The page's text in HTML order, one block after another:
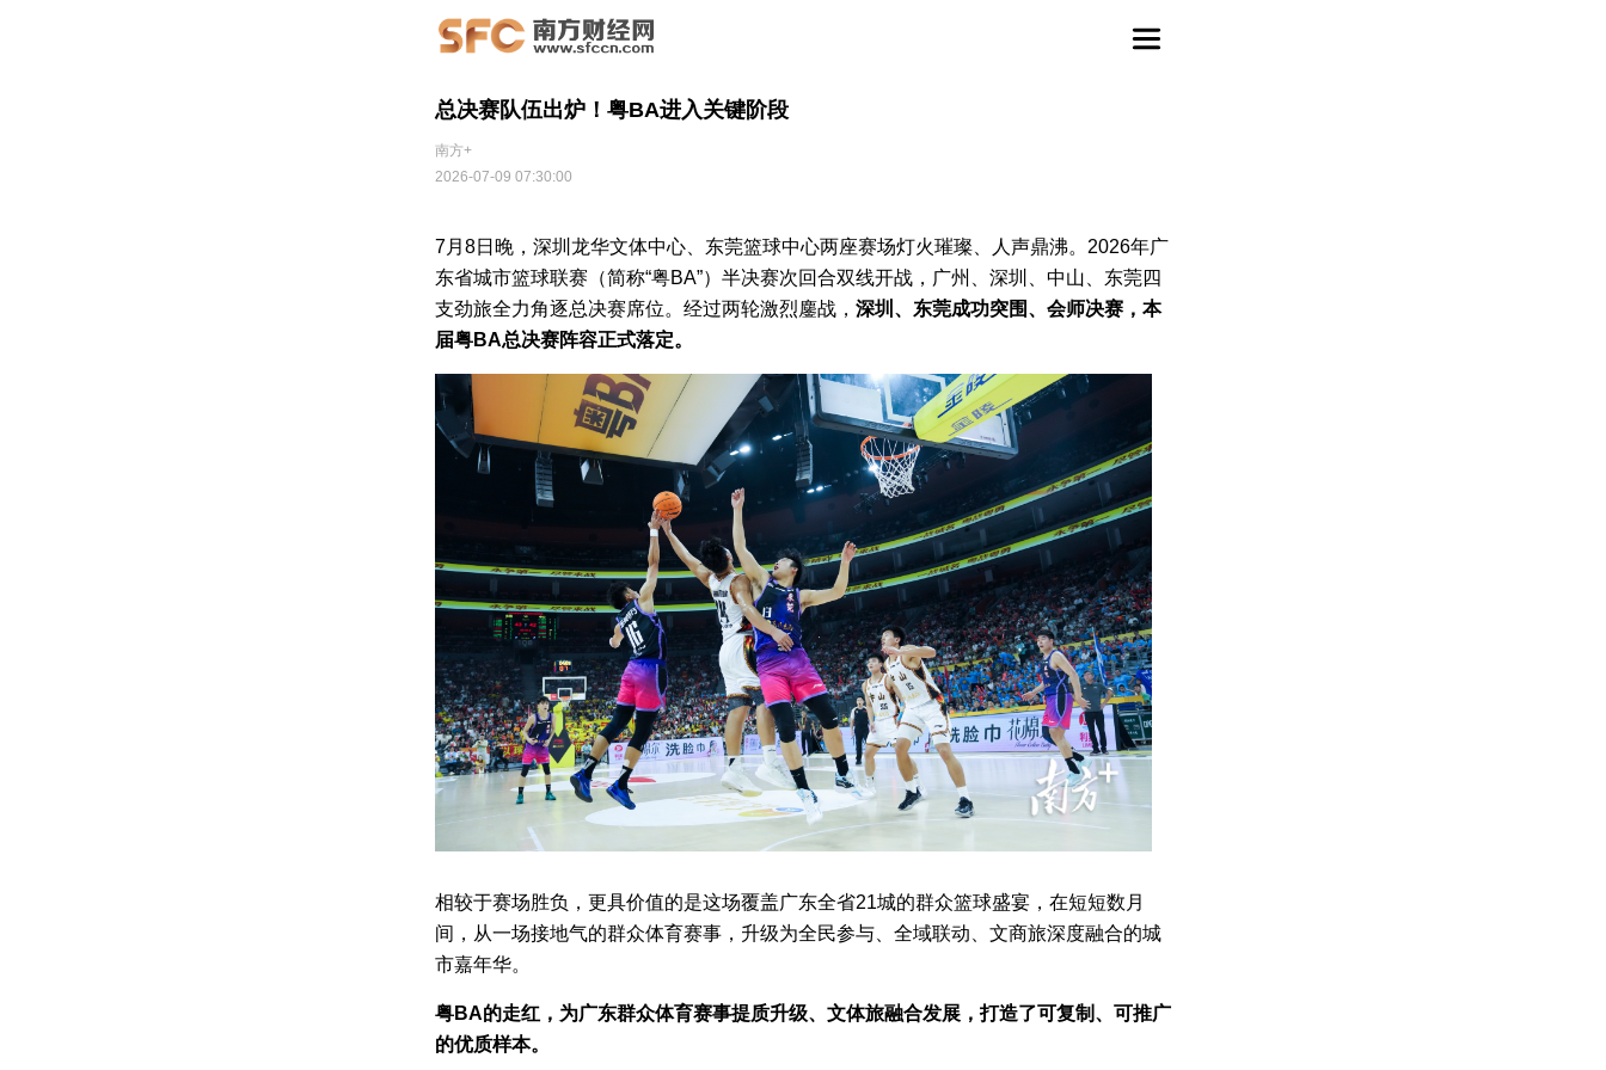
总决赛队伍出炉！粤BA进入关键阶段
南方+
2026-07-09 07:30:00
7月8日晚，深圳龙华文体中心、东莞篮球中心两座赛场灯火璀璨、人声鼎沸。2026年广
东省城市篮球联赛（简称“粤BA”）半决赛次回合双线开战，广州、深圳、中山、东莞四
支劲旅全力角逐总决赛席位。经过两轮激烈鏖战， 深圳、东莞成功突围、会师决赛，本
届粤BA总决赛阵容正式落定。
相较于赛场胜负，更具价值的是这场覆盖广东全省21城的群众篮球盛宴，在短短数月
间，从一场接地气的群众体育赛事，升级为全民参与、全域联动、文商旅深度融合的城
市嘉年华。
粤BA的走红，为广东群众体育赛事提质升级、文体旅融合发展，打造了可复制、可推广
的优质样本。